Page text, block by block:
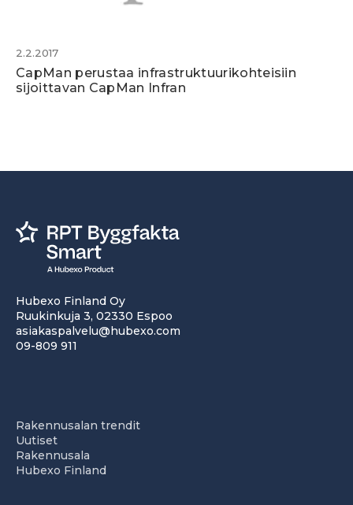
2.2.2017
CapMan perustaa infrastruktuurikohteisiin
sijoittavan CapMan Infran
Hubexo Finland Oy
Ruukinkuja 3, 02330 Espoo
asiakaspalvelu@hubexo.com
09-809 911
Rakennusalan trendit
Uutiset
Rakennusala
Hubexo Finland